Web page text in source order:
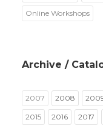
Online Workshops
Archive /
2007 2008
2015 2016 2017